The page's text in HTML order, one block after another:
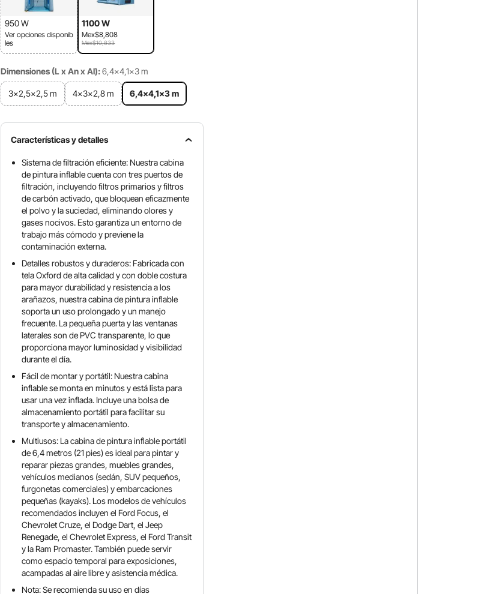
950 W
Ver opciones disponib
les
1100 W
Mex$8,808
Mex$10,833
Dimensiones (L x An x Al): 6,4x4,1x3 m
3x2,5x2,5 m 4x3x2,8 m 6,4x4,1x3 m
Características y detalles
Sistema de filtración eficiente: Nuestra cabina
de pintura inflable cuenta con tres puertos de
filtración, incluyendo filtros primarios y filtros
de carbón activado, que bloquean eficazmente
el polvo y la suciedad, eliminando olores y
gases nocivos. Esto garantiza un entorno de
trabajo más cómodo y previene la
contaminación externa.
Detalles robustos y duraderos: Fabricada con
tela Oxford de alta calidad y con doble costura
para mayor durabilidad y resistencia a los
arañazos, nuestra cabina de pintura inflable
soporta un uso prolongado y un manejo
frecuente. La pequeña puerta y las ventanas
laterales son de PVC transparente, lo que
proporciona mayor luminosidad y visibilidad
durante el día.
Fácil de montar y portátil: Nuestra cabina
inflable se monta en minutos y está lista para
usar una vez inflada. Incluye una bolsa de
almacenamiento portátil para facilitar su
transporte y almacenamiento.
Multiusos: La cabina de pintura inflable portátil
de 6,4 metros (21 pies) es ideal para pintar y
reparar piezas grandes, muebles grandes,
vehículos medianos (sedán, SUV pequeños,
furgonetas comerciales) y embarcaciones
pequeñas (kayaks). Los modelos de vehículos
recomendados incluyen el Ford Focus, el
Chevrolet Cruze, el Dodge Dart, el Jeep
Renegade, el Chevrolet Express, el Ford Transit
y la Ram Promaster. También puede servir
como espacio temporal para exposiciones,
acampadas al aire libre y asistencia médica.
Nota: Se recomienda su uso en días